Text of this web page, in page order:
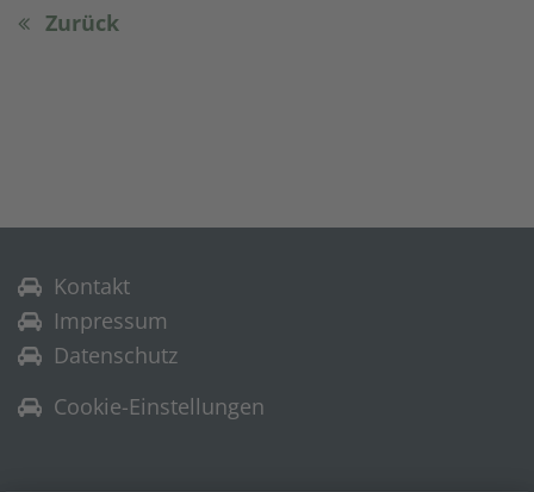
Zurück
Kontakt
Impressum
Datenschutz
Cookie-Einstellungen